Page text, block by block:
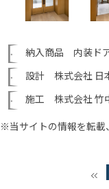
納入商品 内装ド
設計 株式会社 日
施工 株式会社 竹
※当サイトの情報を転載